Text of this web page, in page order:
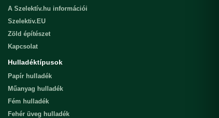
A Szelektív.hu információi
Szelektiv.EU
Zöld építészet
Kapcsolat
Hulladéktípusok
Papír hulladék
Műanyag hulladék
Fém hulladék
Fehér üveg hulladék